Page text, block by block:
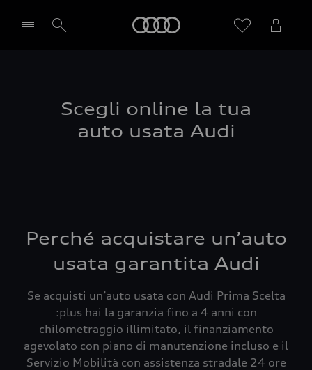
Scegli online la tua
auto usata Audi
Perché acquistare un’auto
usata garantita Audi
Se acquisti un’auto usata con Audi Prima Scelta
:plus hai la garanzia fino a 4 anni con
chilometraggio illimitato, il finanziamento
agevolato con piano di manutenzione incluso e il
Servizio Mobilità con assistenza stradale 24 ore